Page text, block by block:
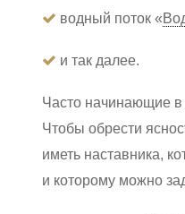
водный поток «
и так далее.
Часто начинающие
Чтобы обрести
иметь наставника,
и которому можно